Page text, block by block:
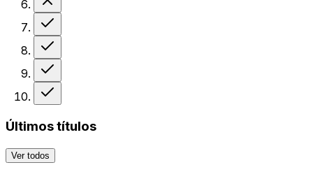
Últimos títulos
Ver todos